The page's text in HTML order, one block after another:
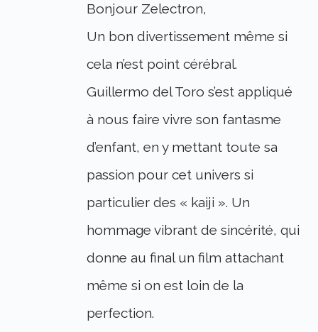
Bonjour Zelectron,
Un bon divertissement même si
cela n’est point cérébral.
Guillermo del Toro s’est appliqué
à nous faire vivre son fantasme
d’enfant, en y mettant toute sa
passion pour cet univers si
particulier des « kaiji ». Un
hommage vibrant de sincérité, qui
donne au final un film attachant
même si on est loin de la
perfection.